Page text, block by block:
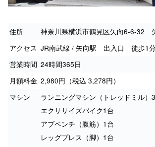
住所
神奈川県横浜市鶴見区矢向6-6-32
アクセス JR南武線 / 矢向駅 出入口 徒歩1
営業時間 24時間365日
月額料金 2,980円（税込 3,278円）
マシン
ランニングマシン（トレッドミル）
エクササイズバイク1台
アブベンチ（腹筋）1台
レッグプレス（脚）1台